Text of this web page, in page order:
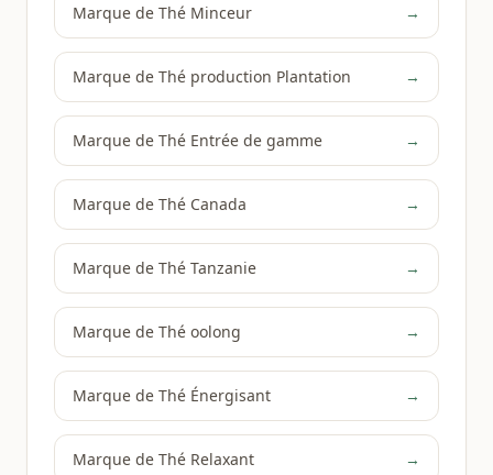
Marque de Thé Minceur →
Marque de Thé production Plantation →
Marque de Thé Entrée de gamme →
Marque de Thé Canada →
Marque de Thé Tanzanie →
Marque de Thé oolong →
Marque de Thé Énergisant →
Marque de Thé Relaxant →